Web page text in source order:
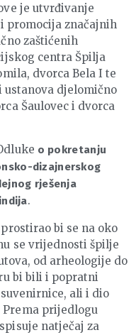
je utvrđivanje
promocija značajnih
zaštićenih
centra Špilja
dvorca Bela I te
ustanova djelomično
Šaulovec i dvorca
o pokretanju
dizajnerskog
rješenja
.
bi se na oko
se vrijednosti špilje
od arheologije do
bi bili i popratni
ali i dio
prijedlogu
natječaj za